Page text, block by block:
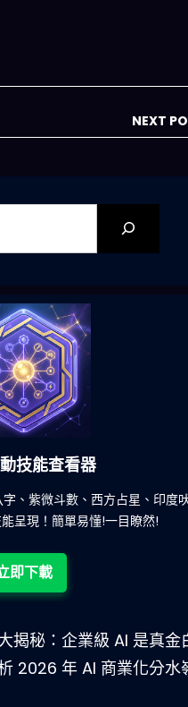
NEXT
發達神器
率中獎組合，提高中獎率
即下載
揭秘：企業級 AI 是真金
2026 年 AI 商業化分水